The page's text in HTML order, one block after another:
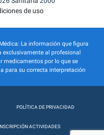
de uso
La información que figura
al profesional
medicamentos por lo que se
para su correcta interpretación
POLÍTICA DE PRIVACIDAD
ACTIVIDADES